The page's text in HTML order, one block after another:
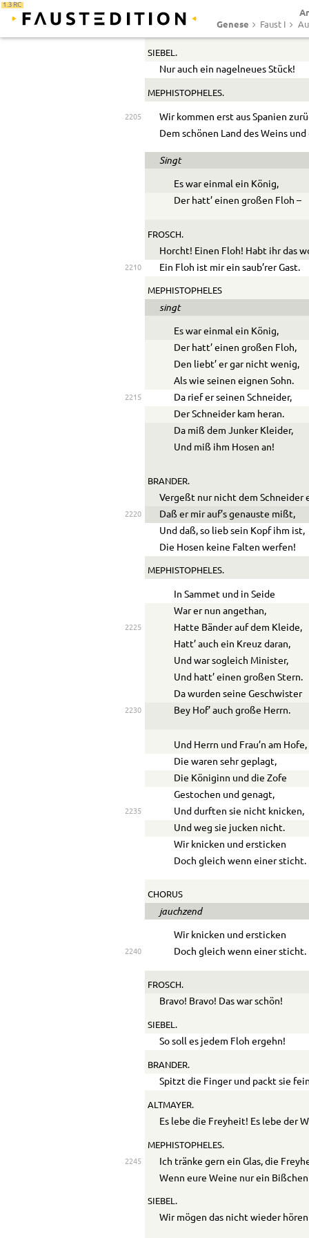
1.3 RC
Genese
Faust I
MEPHISTOPHELES.
Wenn ihr
SIEBEL.
Nur auch ein nagelneues Stück!
MEPHISTOPHELES.
2205
Wir kommen erst aus Spanien
Dem schönen Land des Weins und
Singt
Es war einmal ein König,
Der hatt’ einen großen Floh –
FROSCH.
Horcht! Einen Floh! Habt ihr das
2210 Ein Floh ist mir ein saub’rer Gast.
MEPHISTOPHELES
singt
Es war einmal ein König,
Der hatt’ einen großen Floh,
Den liebt’ er gar nicht wenig,
Als wie seinen eignen Sohn.
2215
Da rief er seinen Schneider,
Der Schneider kam heran.
Da miß dem Junker Kleider,
Und miß ihm Hosen an!
BRANDER.
Vergeßt nur nicht dem Schneider
2220
Daß er mir auf’s genauste mißt,
Und daß, so lieb sein Kopf ihm ist,
Die Hosen keine Falten werfen!
MEPHISTOPHELES.
In Sammet und in Seide
War er nun angethan,
2225
Hatte Bänder auf dem Kleide,
Hatt’ auch ein Kreuz daran,
Und war sogleich Minister,
Und hatt’ einen großen Stern.
Da wurden seine Geschwister
2230 Bey Hof’ auch große Herrn.
Und Herrn und Frau’n am Hofe,
Die waren sehr geplagt,
Die Königinn und die Zofe
Gestochen und genagt,
2235
Und durften sie nicht knicken,
Und weg sie jucken nicht.
Wir knicken und ersticken
Doch gleich wenn einer sticht.
CHORUS
jauchzend
Wir knicken und ersticken
2240 Doch gleich wenn einer sticht.
FROSCH.
Bravo! Bravo! Das war schön!
SIEBEL.
So soll es jedem Floh ergehn!
BRANDER.
Spitzt die Finger und packt sie
ALTMAYER.
Es lebe die Freyheit! Es lebe der
MEPHISTOPHELES.
2245
Ich tränke gern ein Glas, die
Wenn eure Weine nur ein
SIEBEL.
Wir mögen das nicht wieder